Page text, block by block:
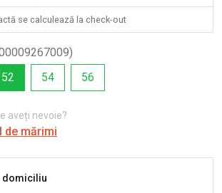
se calculează la check-out
)
52 54 56
aveți nevoie?
de mărimi
domiciliu